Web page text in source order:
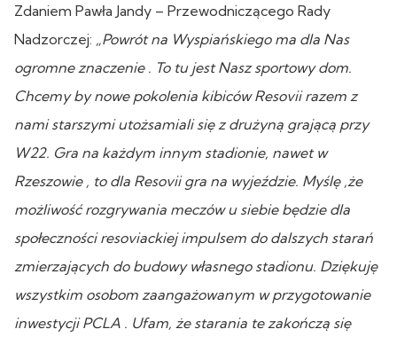
Zdaniem Pawła Jandy – Przewodniczącego Rady
Nadzorczej: „Powrót na Wyspiańskiego ma dla Nas
ogromne znaczenie . To tu jest Nasz sportowy dom.
Chcemy by nowe pokolenia kibiców Resovii razem z
nami starszymi utożsamiali się z drużyną grającą przy
W22. Gra na każdym innym stadionie, nawet w
Rzeszowie , to dla Resovii gra na wyjeździe. Myślę ,że
możliwość rozgrywania meczów u siebie będzie dla
społeczności resoviackiej impulsem do dalszych starań
zmierzających do budowy własnego stadionu. Dziękuję
wszystkim osobom zaangażowanym w przygotowanie
inwestycji PCLA . Ufam, że starania te zakończą się